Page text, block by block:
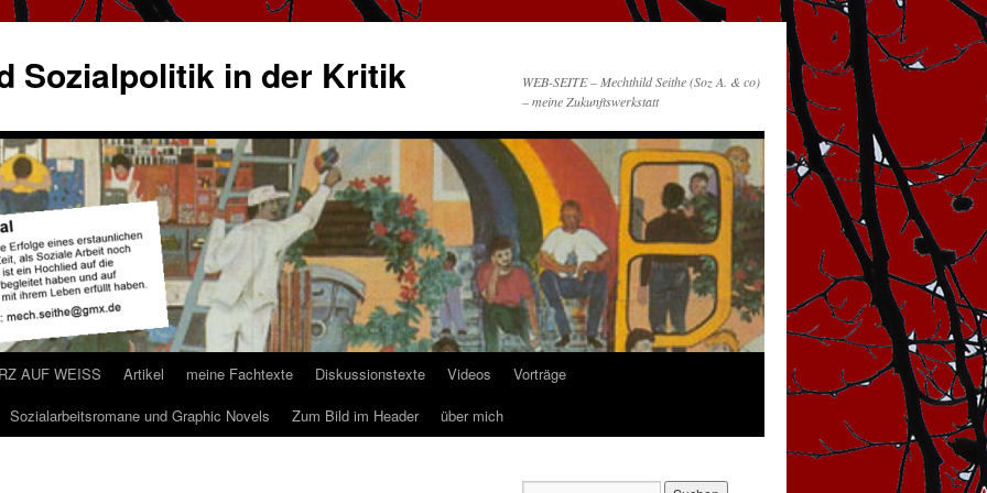
Sozialpolitik in der Kritik
WEB-SEITE – Mechthild Seithe (Soz A. & co)
– meine Zukunftswerkstatt
AUF WEISS Artikel meine Fachtexte Diskussionstexte Videos
Vorträge
Sozialarbeitsromane und Graphic Novels Zum Bild im Header über mich